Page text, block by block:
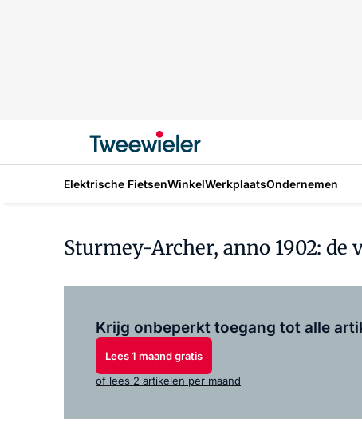
Elektrische FietsenWinkelWerkplaatsOndernemen
Sturmey-Archer, anno 1902: de
Krijg onbeperkt toegang tot alle
Lees 1 maand gratis
of lees 2 artikelen per maand